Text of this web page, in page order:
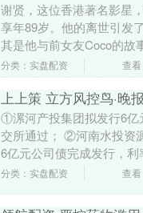
谢贤，这位香港著名影星
享年89岁。他的离世引发
其是他与前女友Coco的故
嘘不已。 曾与谢贤相恋12
分类：实盘配资 查
上上策 立方风控鸟·晚
①漯河产投集团拟发行6亿
交所通过； ②河南水投资
6亿元公司债完成发行，利
涉嫌刑事犯罪被拘留，中
分类：实盘配资 查